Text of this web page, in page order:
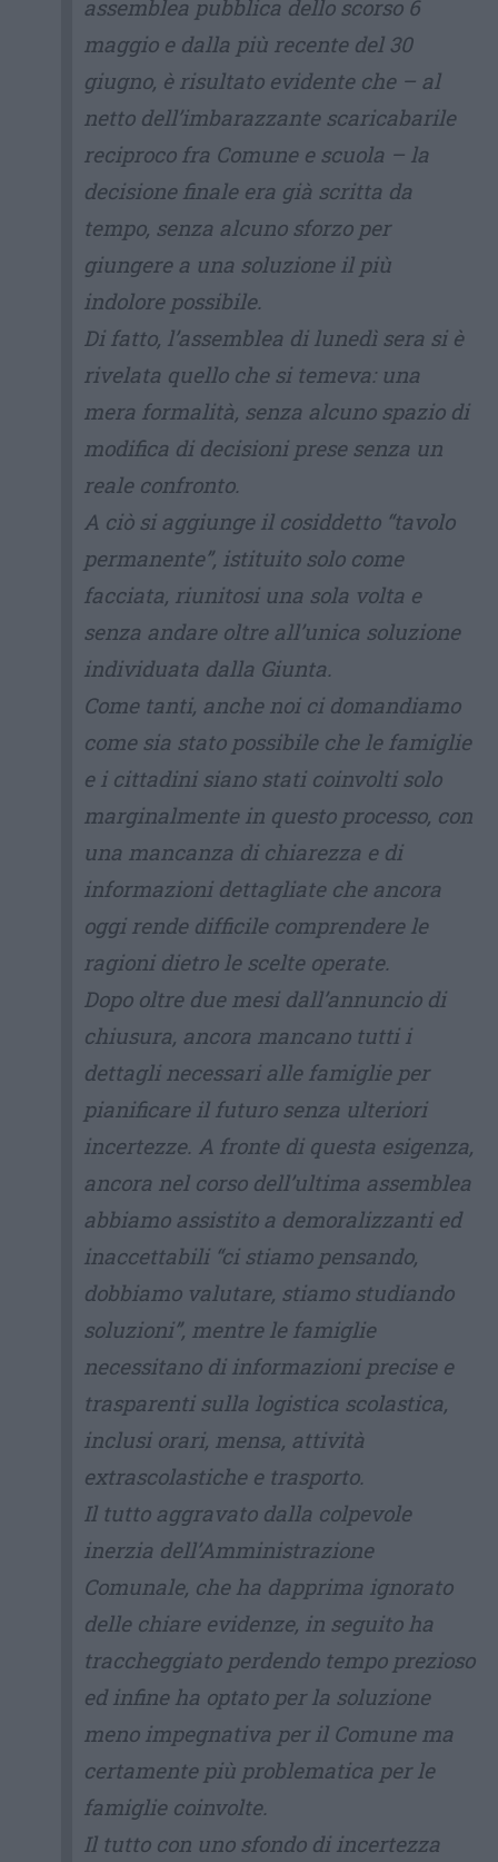
assemblea pubblica dello scorso 6
maggio e dalla più recente del 30
giugno, è risultato evidente che – al
netto dell’imbarazzante scaricabarile
reciproco fra Comune e scuola – la
decisione finale era già scritta da
tempo, senza alcuno sforzo per
giungere a una soluzione il più
indolore possibile.
Di fatto, l’assemblea di lunedì sera si è
rivelata quello che si temeva: una
mera formalità, senza alcuno spazio di
modifica di decisioni prese senza un
reale confronto.
A ciò si aggiunge il cosiddetto “tavolo
permanente”, istituito solo come
facciata, riunitosi una sola volta e
senza andare oltre all’unica soluzione
individuata dalla Giunta.
Come tanti, anche noi ci domandiamo
come sia stato possibile che le famiglie
e i cittadini siano stati coinvolti solo
marginalmente in questo processo, con
una mancanza di chiarezza e di
informazioni dettagliate che ancora
oggi rende difficile comprendere le
ragioni dietro le scelte operate.
Dopo oltre due mesi dall’annuncio di
chiusura, ancora mancano tutti i
dettagli necessari alle famiglie per
pianificare il futuro senza ulteriori
incertezze. A fronte di questa esigenza,
ancora nel corso dell’ultima assemblea
abbiamo assistito a demoralizzanti ed
inaccettabili “ci stiamo pensando,
dobbiamo valutare, stiamo studiando
soluzioni”, mentre le famiglie
necessitano di informazioni precise e
trasparenti sulla logistica scolastica,
inclusi orari, mensa, attività
extrascolastiche e trasporto.
Il tutto aggravato dalla colpevole
inerzia dell’Amministrazione
Comunale, che ha dapprima ignorato
delle chiare evidenze, in seguito ha
traccheggiato perdendo tempo prezioso
ed infine ha optato per la soluzione
meno impegnativa per il Comune ma
certamente più problematica per le
famiglie coinvolte.
Il tutto con uno sfondo di incertezza